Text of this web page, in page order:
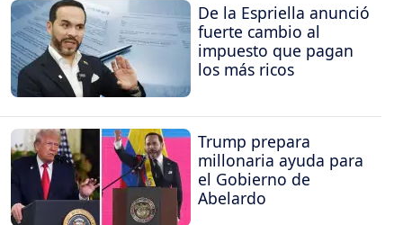
De la Espriella anunció
fuerte cambio al
impuesto que pagan
los más ricos
Trump prepara
millonaria ayuda para
el Gobierno de
Abelardo